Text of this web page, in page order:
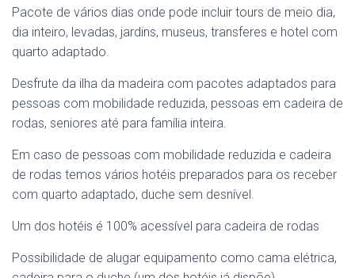
Pacote de vários dias onde pode incluir tours de meio dia,
dia inteiro, levadas, jardins, museus, transferes e hotel com
quarto adaptado.
Desfrute da ilha da madeira com pacotes adaptados para
pessoas com mobilidade reduzida, pessoas em cadeira de
rodas, seniores até para família inteira.
Em caso de pessoas com mobilidade reduzida e cadeira
de rodas temos vários hotéis preparados para os receber
com quarto adaptado, duche sem desnível.
Um dos hotéis é 100% acessível para cadeira de rodas
Possibilidade de alugar equipamento como cama elétrica,